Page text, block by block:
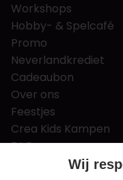
Workshops
Hobby- & Spelcafé
Promo
Neverlandkrediet
Cadeaubon
Over ons
Feestjes
Crea Kids Kampen
FAQ
Tips & tricksWij